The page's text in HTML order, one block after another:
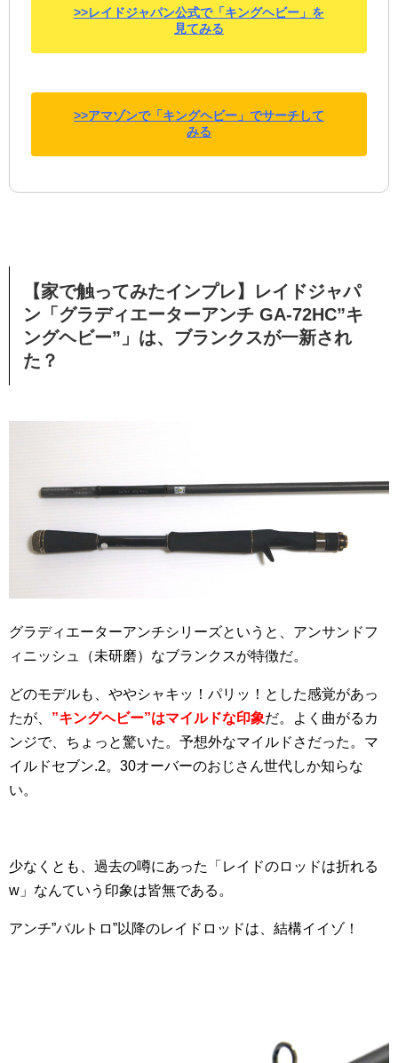
>>レイドジャパン公式で「キングヘビー」を
見てみる
>>アマゾンで「キングヘビー」でサーチして
みる
【家で触ってみたインプレ】レイドジャパ
ン「グラディエーターアンチ GA-72HC”キ
ングヘビー”」は、ブランクスが一新され
た？
グラディエーターアンチシリーズというと、アンサンドフ
ィニッシュ（未研磨）なブランクスが特徴だ。
どのモデルも、ややシャキッ！パリッ！とした感覚があっ
たが、 ”キングヘビー”はマイルドな印象だ。よく曲がるカ
ンジで、ちょっと驚いた。予想外なマイルドさだった。マ
イルドセブン.2。30オーバーのおじさん世代しか知らな
い。
少なくとも、過去の噂にあった「レイドのロッドは折れる
w」なんていう印象は皆無である。
アンチ”バルトロ”以降のレイドロッドは、結構イイゾ！